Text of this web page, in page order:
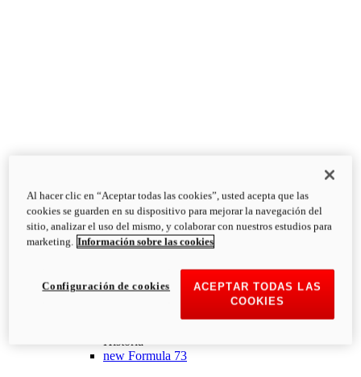
Historia
new Formula 73
Al hacer clic en “Aceptar todas las cookies”, usted acepta que las
cookies se guarden en su dispositivo para mejorar la navegación del
sitio, analizar el uso del mismo, y colaborar con nuestros estudios para
marketing. Información sobre las cookies
ACEPTAR TODAS LAS
COOKIES
Configuración de cookies